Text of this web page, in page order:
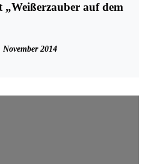
auf dem
November 2014